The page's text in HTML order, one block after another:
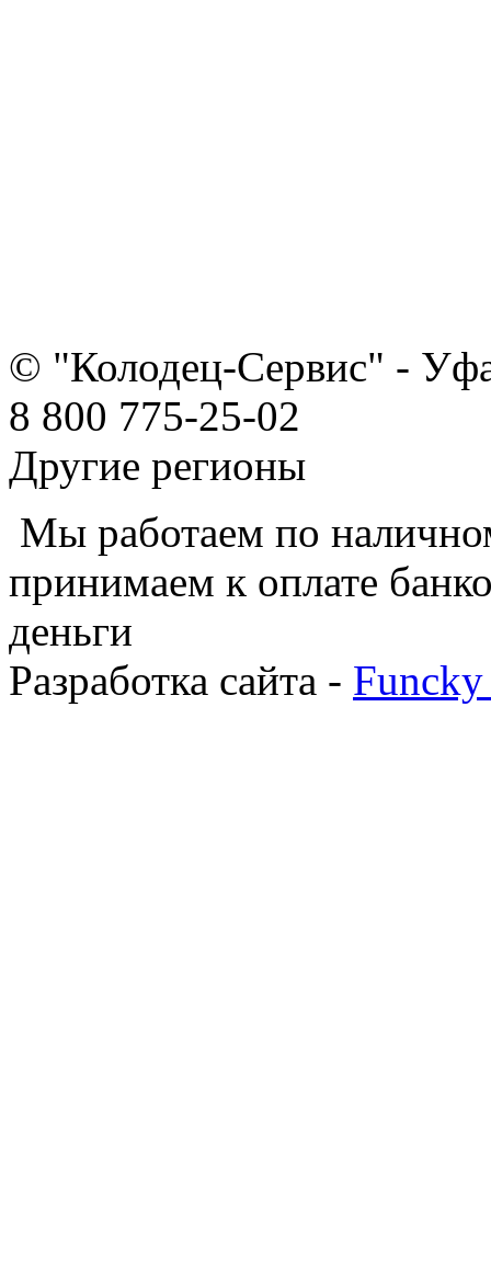
© "Колодец-Сервис" -
8 800 775-25-02
Другие регионы
Мы работаем по
принимаем к оплате
деньги
Разработка сайта -